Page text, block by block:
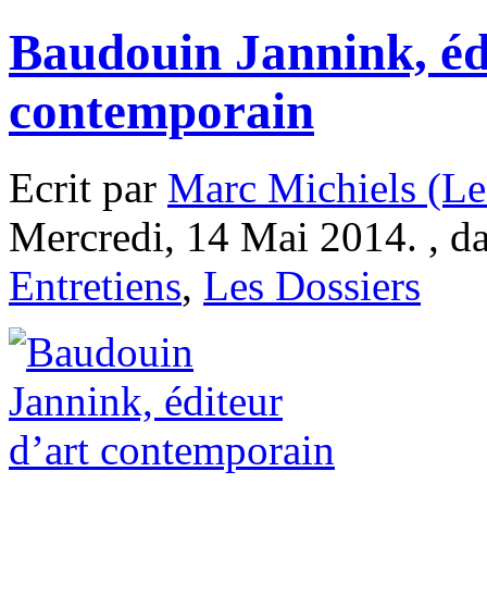
Baudouin Jannink,
contemporain
Ecrit par Marc Michiels
Mercredi, 14 Mai 2014. ,
Entretiens, Les Dossiers